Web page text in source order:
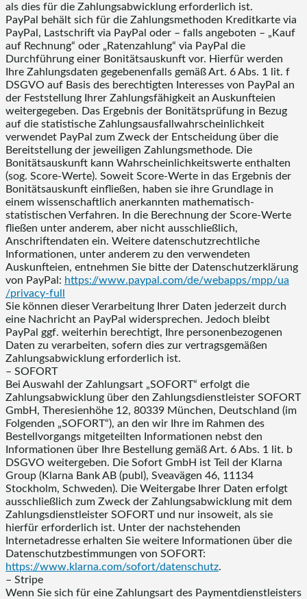
als dies für die Zahlungsabwicklung erforderlich ist.
PayPal behält sich für die Zahlungsmethoden Kreditkarte via
PayPal, Lastschrift via PayPal oder – falls angeboten – „Kauf
auf Rechnung“ oder „Ratenzahlung“ via PayPal die
Durchführung einer Bonitätsauskunft vor. Hierfür werden
Ihre Zahlungsdaten gegebenenfalls gemäß Art. 6 Abs. 1 lit. f
DSGVO auf Basis des berechtigten Interesses von PayPal an
der Feststellung Ihrer Zahlungsfähigkeit an Auskunfteien
weitergegeben. Das Ergebnis der Bonitätsprüfung in Bezug
auf die statistische Zahlungsausfallwahrscheinlichkeit
verwendet PayPal zum Zweck der Entscheidung über die
Bereitstellung der jeweiligen Zahlungsmethode. Die
Bonitätsauskunft kann Wahrscheinlichkeitswerte enthalten
(sog. Score-Werte). Soweit Score-Werte in das Ergebnis der
Bonitätsauskunft einfließen, haben sie ihre Grundlage in
einem wissenschaftlich anerkannten mathematisch-
statistischen Verfahren. In die Berechnung der Score-Werte
fließen unter anderem, aber nicht ausschließlich,
Anschriftendaten ein. Weitere datenschutzrechtliche
Informationen, unter anderem zu den verwendeten
Auskunfteien, entnehmen Sie bitte der Datenschutzerklärung
von PayPal: https://www.paypal.com/de/webapps/mpp/ua
/privacy-full
Sie können dieser Verarbeitung Ihrer Daten jederzeit durch
eine Nachricht an PayPal widersprechen. Jedoch bleibt
PayPal ggf. weiterhin berechtigt, Ihre personenbezogenen
Daten zu verarbeiten, sofern dies zur vertragsgemäßen
Zahlungsabwicklung erforderlich ist.
– SOFORT
Bei Auswahl der Zahlungsart „SOFORT“ erfolgt die
Zahlungsabwicklung über den Zahlungsdienstleister SOFORT
GmbH, Theresienhöhe 12, 80339 München, Deutschland (im
Folgenden „SOFORT“), an den wir Ihre im Rahmen des
Bestellvorgangs mitgeteilten Informationen nebst den
Informationen über Ihre Bestellung gemäß Art. 6 Abs. 1 lit. b
DSGVO weitergeben. Die Sofort GmbH ist Teil der Klarna
Group (Klarna Bank AB (publ), Sveavägen 46, 11134
Stockholm, Schweden). Die Weitergabe Ihrer Daten erfolgt
ausschließlich zum Zweck der Zahlungsabwicklung mit dem
Zahlungsdienstleister SOFORT und nur insoweit, als sie
hierfür erforderlich ist. Unter der nachstehenden
Internetadresse erhalten Sie weitere Informationen über die
Datenschutzbestimmungen von SOFORT:
https://www.klarna.com/sofort/datenschutz.
– Stripe
Wenn Sie sich für eine Zahlungsart des Paymentdienstleisters